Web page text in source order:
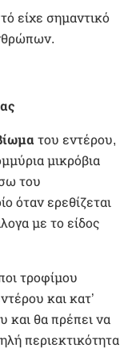
είχε σημαντικό
του εντέρου,
μικρόβια
του
όταν ερεθίζεται
με το είδος
τροφίμου
και κατ’
και θα πρέπει να
περιεκτικότητα